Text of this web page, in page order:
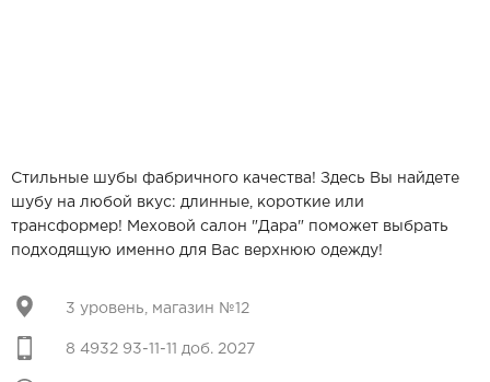
Стильные шубы фабричного качества! Здесь Вы найдете
шубу на любой вкус: длинные, короткие или
трансформер! Меховой салон "Дара" поможет выбрать
подходящую именно для Вас верхнюю одежду!
3 уровень, магазин №12
8 4932 93-11-11 доб. 2027